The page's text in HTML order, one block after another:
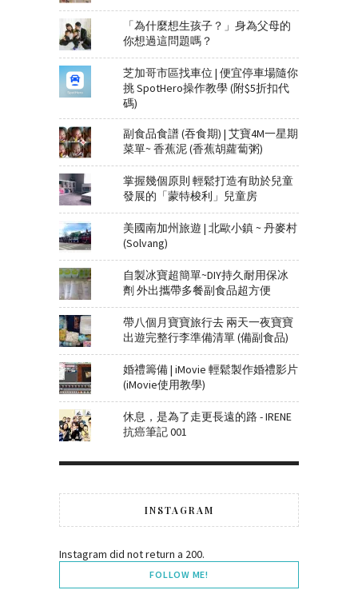
「為什麼想生孩子？」身為父母的
你想過這問題嗎？
芝加哥市區找車位 | 便宜停車場隨你
挑 SpotHero操作教學 (附$5折扣代
碼)
副食品食譜 (吞食期) | 艾寶4M一星期
菜單~ 香蕉泥 (香蕉胡蘿蔔粥)
掌握幾個原則 輕鬆打造有助於兒童
發展的「蒙特梭利」兒童房
美國南加州旅遊 | 北歐小鎮 ~ 丹麥村
(Solvang)
自製冰寶超簡單~DIY持久耐用保冰
劑 外出攜帶多餐副食品超方便
帶八個月寶寶旅行去 兩天一夜寶寶
出遊完整行李準備清單 (備副食品)
婚禮籌備 | iMovie 輕鬆製作婚禮影片
(iMovie使用教學)
休息，是為了走更長遠的路 - IRENE
抗癌筆記 001
INSTAGRAM
Instagram did not return a 200.
FOLLOW ME!